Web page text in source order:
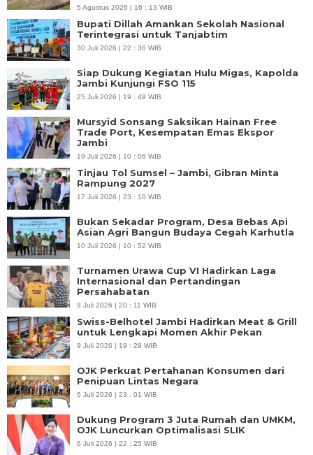
5 Agustus 2026 | 16 : 13 WIB
Bupati Dillah Amankan Sekolah Nasional
Terintegrasi untuk Tanjabtim
30 Juli 2026 | 22 : 36 WIB
Siap Dukung Kegiatan Hulu Migas, Kapolda
Jambi Kunjungi FSO 115
25 Juli 2026 | 19 : 49 WIB
Mursyid Sonsang Saksikan Hainan Free
Trade Port, Kesempatan Emas Ekspor
Jambi
19 Juli 2026 | 10 : 06 WIB
Tinjau Tol Sumsel – Jambi, Gibran Minta
Rampung 2027
17 Juli 2026 | 23 : 10 WIB
Bukan Sekadar Program, Desa Bebas Api
Asian Agri Bangun Budaya Cegah Karhutla
10 Juli 2026 | 10 : 52 WIB
Turnamen Urawa Cup VI Hadirkan Laga
Internasional dan Pertandingan
Persahabatan
9 Juli 2026 | 20 : 11 WIB
Swiss-Belhotel Jambi Hadirkan Meat & Grill
untuk Lengkapi Momen Akhir Pekan
9 Juli 2026 | 19 : 28 WIB
OJK Perkuat Pertahanan Konsumen dari
Penipuan Lintas Negara
6 Juli 2026 | 23 : 01 WIB
Dukung Program 3 Juta Rumah dan UMKM,
OJK Luncurkan Optimalisasi SLIK
6 Juli 2026 | 22 : 25 WIB